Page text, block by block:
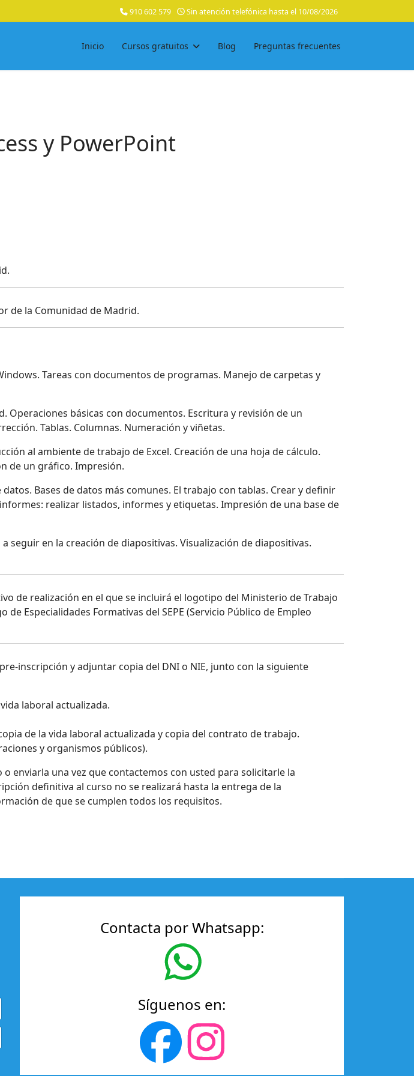
910 602 579 Sin atención telefónica hasta el 10/08/2026
Inicio Cursos gratuitos Blog Preguntas frecuentes
y PowerPoint
de la Comunidad de Madrid.
Tareas con documentos de programas. Manejo de carpetas y
Operaciones básicas con documentos. Escritura y revisión de un
Tablas. Columnas. Numeración y viñetas.
al ambiente de trabajo de Excel. Creación de una hoja de cálculo.
de un gráfico. Impresión.
Bases de datos más comunes. El trabajo con tablas. Crear y definir
realizar listados, informes y etiquetas. Impresión de una base de
seguir en la creación de diapositivas. Visualización de diapositivas.
de realización en el que se incluirá el logotipo del Ministerio de Trabajo
Especialidades Formativas del SEPE (Servicio Público de Empleo
inscripción y adjuntar copia del DNI o NIE, junto con la siguiente
laboral actualizada.
de la vida laboral actualizada y copia del contrato de trabajo.
y organismos públicos).
enviarla una vez que contactemos con usted para solicitarle la
definitiva al curso no se realizará hasta la entrega de la
de que se cumplen todos los requisitos.
Contacta por Whatsapp:
Síguenos en: